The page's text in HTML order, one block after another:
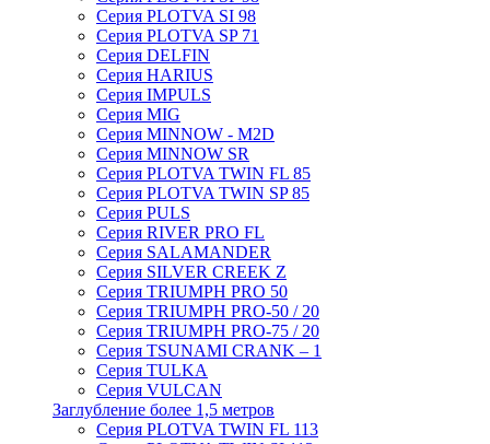
Серия PLOTVA SI 98
Серия PLOTVA SP 71
Серия DELFIN
Серия HARIUS
Серия IMPULS
Серия MIG
Серия MINNOW - M2D
Серия MINNOW SR
Серия PLOTVA TWIN FL 85
Серия PLOTVA TWIN SP 85
Серия PULS
Серия RIVER PRO FL
Серия SALAMANDER
Серия SILVER CREEK Z
Серия TRIUMPH PRO 50
Серия TRIUMPH PRO-50 / 20
Серия TRIUMPH PRO-75 / 20
Серия TSUNAMI CRANK – 1
Серия TULKA
Серия VULCAN
Заглубление более 1,5 метров
Серия PLOTVA TWIN FL 113